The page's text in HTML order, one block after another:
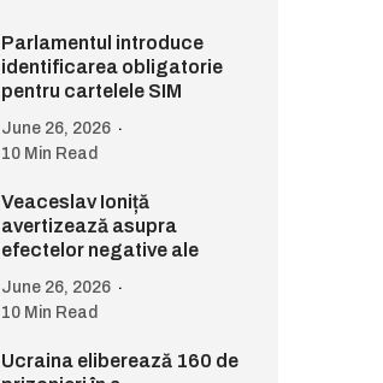
Parlamentul introduce
identificarea obligatorie
pentru cartelele SIM
June 26, 2026
10 Min Read
Veaceslav Ioniță
avertizează asupra
efectelor negative ale
June 26, 2026
10 Min Read
Ucraina eliberează 160 de